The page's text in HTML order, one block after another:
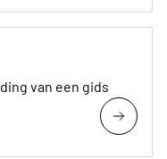
van een gids